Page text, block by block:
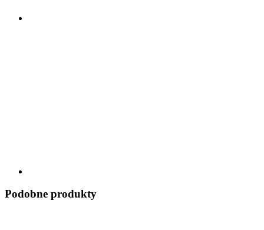
Podobne produkty